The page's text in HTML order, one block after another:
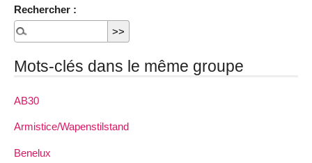
Rechercher :
Mots-clés dans le même groupe
AB30
Armistice/Wapenstilstand
Benelux